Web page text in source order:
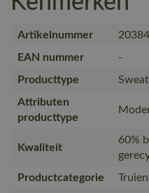
Artikelnummer
EAN nummer
-
Producttype
Attributen
producttype
Kwaliteit
60%
Productcategorie